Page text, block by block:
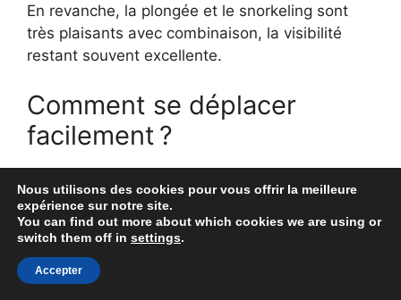
En revanche, la plongée et le snorkeling sont
très plaisants avec combinaison, la visibilité
restant souvent excellente.
Comment se déplacer
facilement ?
scooter ajoute de la liberté sur les courtes
distances, la voiture est idéale pour explorer
plusieurs sites dans la même journée.
Renseignez-vous sur les horaires de bus et
Nous utilisons des cookies pour vous offrir la meilleure
expérience sur notre site.
You can find out more about which cookies we are using or
switch them off in settings.
Accepter